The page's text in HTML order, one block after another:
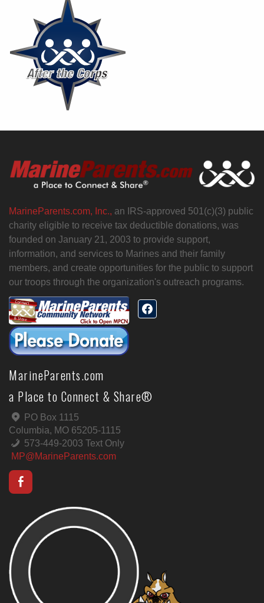
MarineParents.com, Inc., an IRS-approved 501(c)(3) public
charity eligible to receive tax deductible donations, was
founded on January 21, 2003 to provide support,
information, and services to Marines and their family
members, and create opportunities for the public to support
our troops through the organization's outreach programs.
MarineParents.com
a Place to Connect & Share®
PO Box 1115
Columbia, MO 65205-1115
573-449-2003 Text Only
MP@MarineParents.com